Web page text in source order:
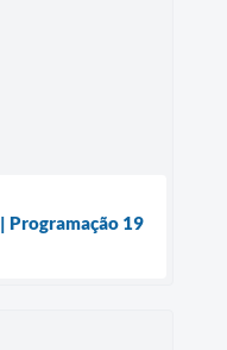
Programação 19